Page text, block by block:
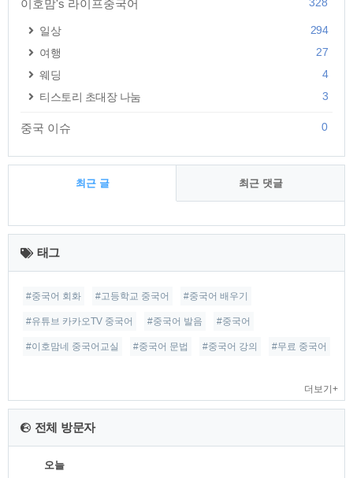
이호맘's 라이프중국어
일상
294
여행
27
웨딩
4
티스토리 초대장 나눔
3
중국 이슈 0
최근 글 최근 댓글
최
근
글
태그
#중국어 회화 #고등학교 중국어 #중국어 배우기
#유튜브 카카오TV 중국어 #중국어 발음 #중국어
#이호맘네 중국어교실 #중국어 문법 #중국어 강의 #무료 중국어
더보기+
전체 방문자
오늘